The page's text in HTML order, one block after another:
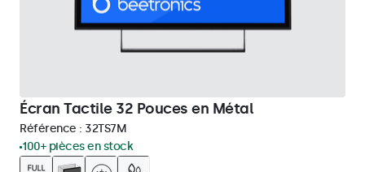
Écran Tactile 32 Pouces en Métal
Référence : 32TS7M
100+ pièces en stock